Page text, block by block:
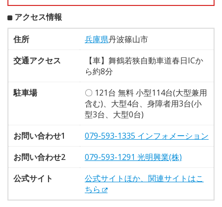
アクセス情報
住所 兵庫県丹波篠山市
交通アクセス
【車】舞鶴若狭自動車道春日ICか
ら約8分
駐車場
〇 121台 無料 小型114台(大型兼用
含む)、大型4台、身障者用3台(小
型3台、大型0台)
お問い合わせ1
079-593-1335 インフォメーション
お問い合わせ2
079-593-1291 光明興業(株)
公式サイト
公式サイトほか、関連サイトはこ
ちら